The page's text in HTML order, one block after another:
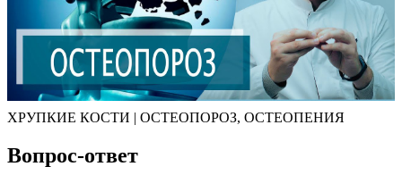
ХРУПКИЕ КОСТИ | ОСТЕОПОРОЗ, ОСТЕОПЕНИЯ
Вопрос-ответ